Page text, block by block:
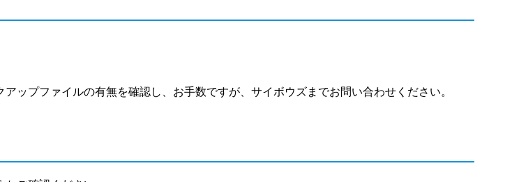
ップファイルの有無を確認し、お手数ですが、サイボウズまでお問い合わせください。